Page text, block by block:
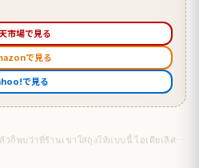
市場で見る
で見る
で見る
เมื่อคนญี่ปุ่นคนนี้สั่งราเมงกลับบ้าน แล้วก็พบว่าที่ร้านเขาใส่ถุงให้แบบนี้ ไอเดียเลิศมาก